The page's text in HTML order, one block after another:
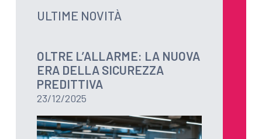
ULTIME NOVITÀ
OLTRE L’ALLARME: LA NUOVA
ERA DELLA SICUREZZA
PREDITTIVA
23/12/2025